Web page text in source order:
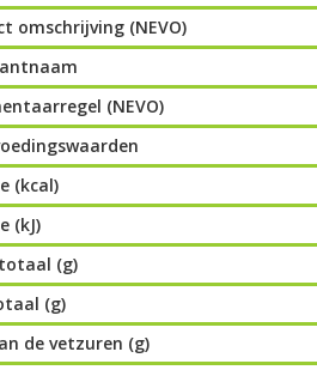
omschrijving (NEVO)
(NEVO)
(kcal)
(kJ)
(g)
(g)
de vetzuren (g)